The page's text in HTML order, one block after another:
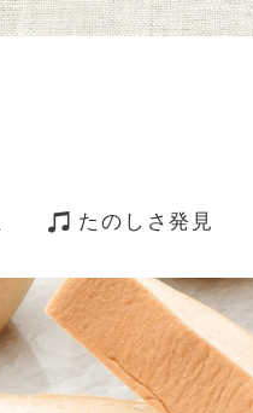
たのしさ発見